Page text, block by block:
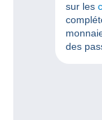
sur les
des